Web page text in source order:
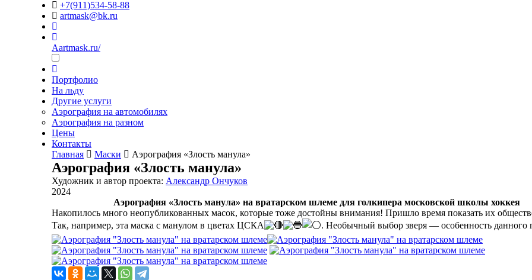
+7(911)534-58-88
artmask@bk.ru
Aartmask.ru/
Портфолио
На льду
Другие услуги
Аэрография на автомобилях
Аэрография на разном
Цены
Контакты
Главная
Маски Аэрография «Злость манула»
Аэрография «Злость манула»
Художник и автор проекта: Александр Ончуков
2024
Аэрография «Злость манула» на вратарском шлеме для голкипера московской школы хоккея
Накопилось много неопубликованных масок, которые тоже достойны внимания! Пришло время показать их
Так, например, эта маска с манулом в цветах ЦСКА
. Необычный выбор зверя — особенность данного